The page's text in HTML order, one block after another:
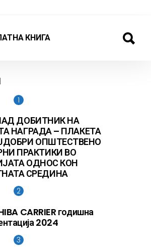
КНИГА
ДОБИТНИК НА
НАГРАДА – ПЛАКЕТА
ОПШТЕСТВЕНО
ПРАКТИКИ ВО
ОДНОС КОН
СРЕДИНА
CARRIER годишна
2024